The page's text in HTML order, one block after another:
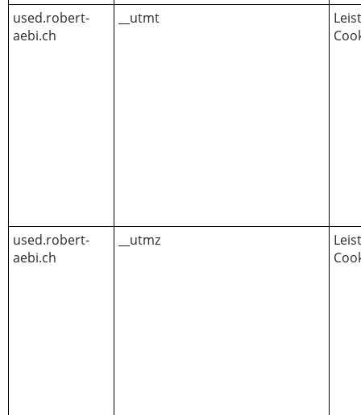
used.robert-
aebi.ch
__utmt
used.robert-
aebi.ch
__utmz